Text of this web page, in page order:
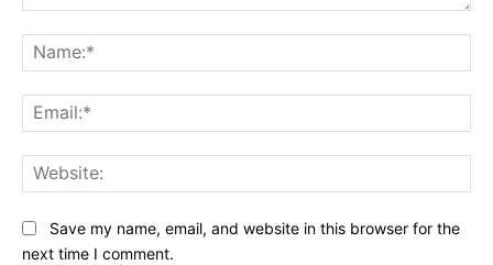
Save my name, email, and website in this browser for the
next time I comment.